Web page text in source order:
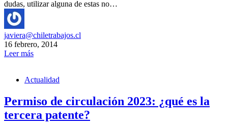
dudas, utilizar alguna de estas no…
javiera@chiletrabajos.cl
16 febrero, 2014
Leer más
Actualidad
Permiso de circulación 2023: ¿qué es la
tercera patente?